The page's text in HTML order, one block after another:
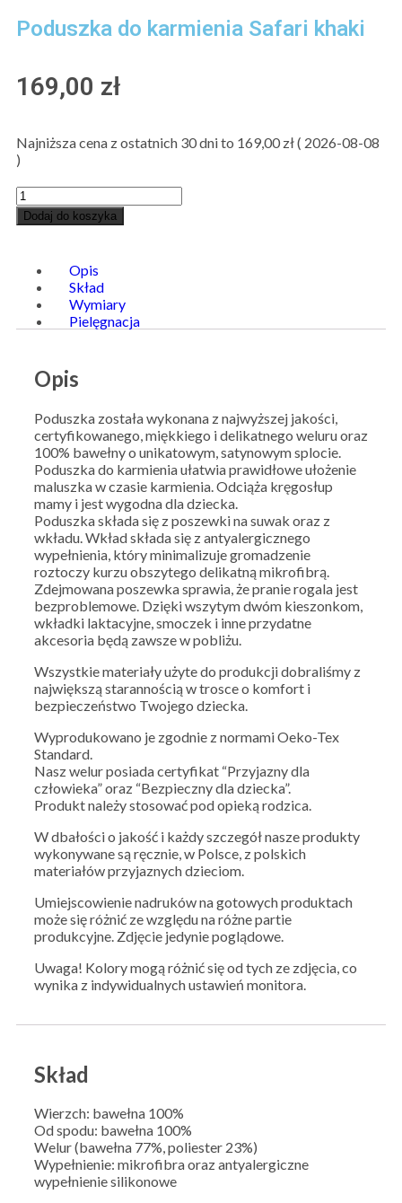
Poduszka do karmienia Safari khaki
169,00 zł
Najniższa cena z ostatnich 30 dni to 169,00 zł( 2026-08-08
)
Dodaj do koszyka
Opis
Skład
Wymiary
Pielęgnacja
Opis
Poduszka została wykonana z najwyższej jakości,
certyfikowanego, miękkiego i delikatnego weluru oraz
100% bawełny o unikatowym, satynowym splocie.
Poduszka do karmienia ułatwia prawidłowe ułożenie
maluszka w czasie karmienia. Odciąża kręgosłup
mamy i jest wygodna dla dziecka.
Poduszka składa się z poszewki na suwak oraz z
wkładu. Wkład składa się z antyalergicznego
wypełnienia, który minimalizuje gromadzenie
roztoczy kurzu obszytego delikatną mikrofibrą.
Zdejmowana poszewka sprawia, że pranie rogala jest
bezproblemowe. Dzięki wszytym dwóm kieszonkom,
wkładki laktacyjne, smoczek i inne przydatne
akcesoria będą zawsze w pobliżu.
Wszystkie materiały użyte do produkcji dobraliśmy z
największą starannością w trosce o komfort i
bezpieczeństwo Twojego dziecka.
Wyprodukowano je zgodnie z normami Oeko-Tex
Standard.
Nasz welur posiada certyfikat “Przyjazny dla
człowieka” oraz “Bezpieczny dla dziecka”.
Produkt należy stosować pod opieką rodzica.
W dbałości o jakość i każdy szczegół nasze produkty
wykonywane są ręcznie, w Polsce, z polskich
materiałów przyjaznych dzieciom.
Umiejscowienie nadruków na gotowych produktach
może się różnić ze względu na różne partie
produkcyjne. Zdjęcie jedynie poglądowe.
Uwaga! Kolory mogą różnić się od tych ze zdjęcia, co
wynika z indywidualnych ustawień monitora.
Skład
Wierzch: bawełna 100%
Od spodu: bawełna 100%
Welur (bawełna 77%, poliester 23%)
Wypełnienie: mikrofibra oraz antyalergiczne
wypełnienie silikonowe